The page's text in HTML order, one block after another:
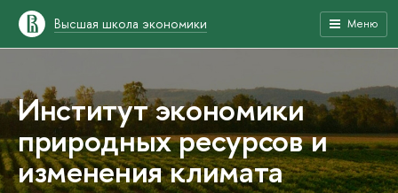
Высшая школа экономики Меню
Институт экономики
природных ресурсов и
изменения климата